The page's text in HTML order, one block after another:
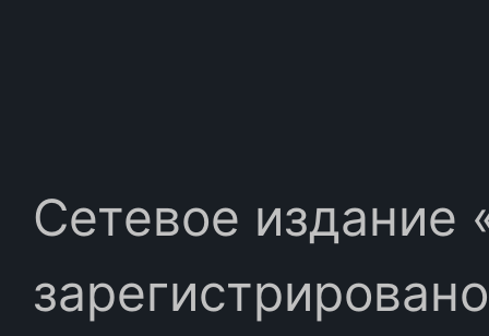
Сетевое издание